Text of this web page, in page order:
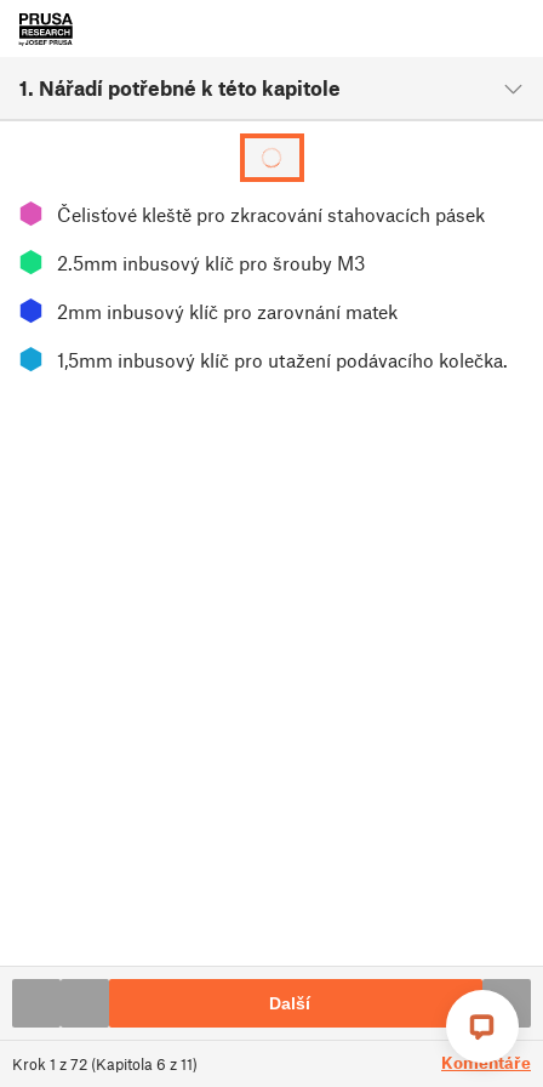
1. Nářadí potřebné k této kapitole
Krok 1 z72 (Kapitola 6 z11) Komentáře
⬢ Čelisťové kleště pro zkracování stahovacích pásek
⬢ 2.5mm inbusový klíč pro šrouby M3
⬢ 2mm inbusový klíč pro zarovnání matek
⬢ 1,5mm inbusový klíč pro utažení podávacího kolečka.
Další